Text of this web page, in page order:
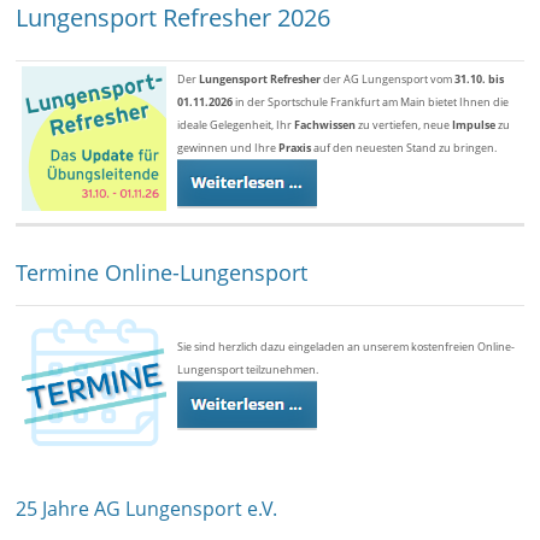
Lungensport Refresher 2026
DerLungensport Refresherder AG Lungensport vom31.10. bis
01.11.2026in der Sportschule Frankfurt am Main bietet Ihnen die
ideale Gelegenheit, IhrFachwissenzu vertiefen, neueImpulsezu
gewinnen und IhrePraxisauf den neuesten Stand zu bringen.
Termine Online-Lungensport
Sie sind herzlich dazu eingeladen an unserem kostenfreien Online-
Lungensport teilzunehmen.
25 Jahre AG Lungensport e.V.